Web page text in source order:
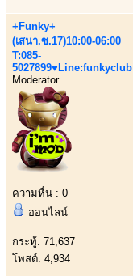
+Funky+
(เสนา.ซ.17)10:00-06:00
T:085-
5027899♥Line:funkyclub
Moderator
ความหื่น : 0
ออนไลน์
กระทู้: 71,637
โพสต์: 4,934